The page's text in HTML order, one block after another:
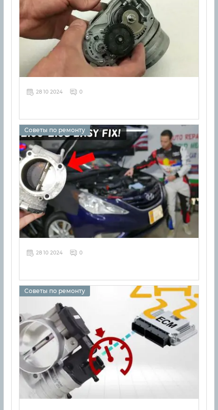
28 10 2024 0
Советы по ремонту
28 10 2024 0
Советы по ремонту